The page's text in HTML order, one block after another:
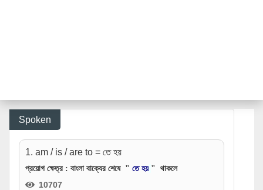
Spoken
1. am / is / are to = তে হয়
প্রয়োগ ক্ষেত্র : বাংলা বাক্যের শেষে " তে হয় " থাকলে
10707